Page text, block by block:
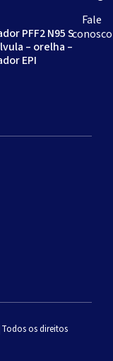
PFF2 N95 S
– orelha –
EPI
Fale
conosco
os direitos